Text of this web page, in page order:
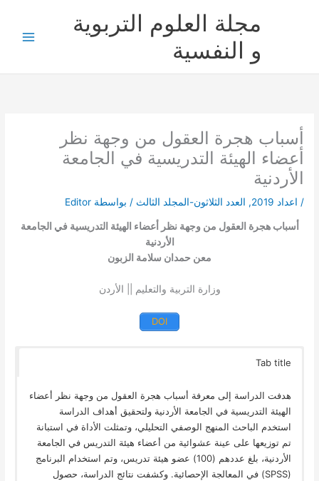
مجلة العلوم التربوية
و النفسية
أسباب هجرة العقول من وجهة نظر
أعضاء الهيئة التدريسية في الجامعة
الأردنية
/ اعداد 2019 , العدد الثلاثون-المجلد الثالث / بواسطة Editor
أسباب هجرة العقول من وجهة نظر أعضاء الهيئة التدريسية في الجامعة
الأردنية
معن حمدان سلامة الزبون
وزارة التربية والتعليم || الأردن
DOI
Tab title
هدفت الدراسة إلى معرفة أسباب هجرة العقول من وجهة نظر أعضاء
الهيئة التدريسية في الجامعة الأردنية ولتحقيق أهداف الدراسة
استخدم الباحث المنهج الوصفي التحليلي، وتمثلت الأداة في استبانة
تم توزيعها على عينة عشوائية من أعضاء هيئة التدريس في الجامعة
الأردنية، بلغ عددهم (100) عضو هيئة تدريس، وتم استخدام البرنامج
(SPSS) في المعالجة الإحصائية. وكشفت نتائج الدراسة، حصول